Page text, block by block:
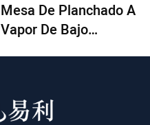
Mesa De Planchado A
Vapor De Bajo